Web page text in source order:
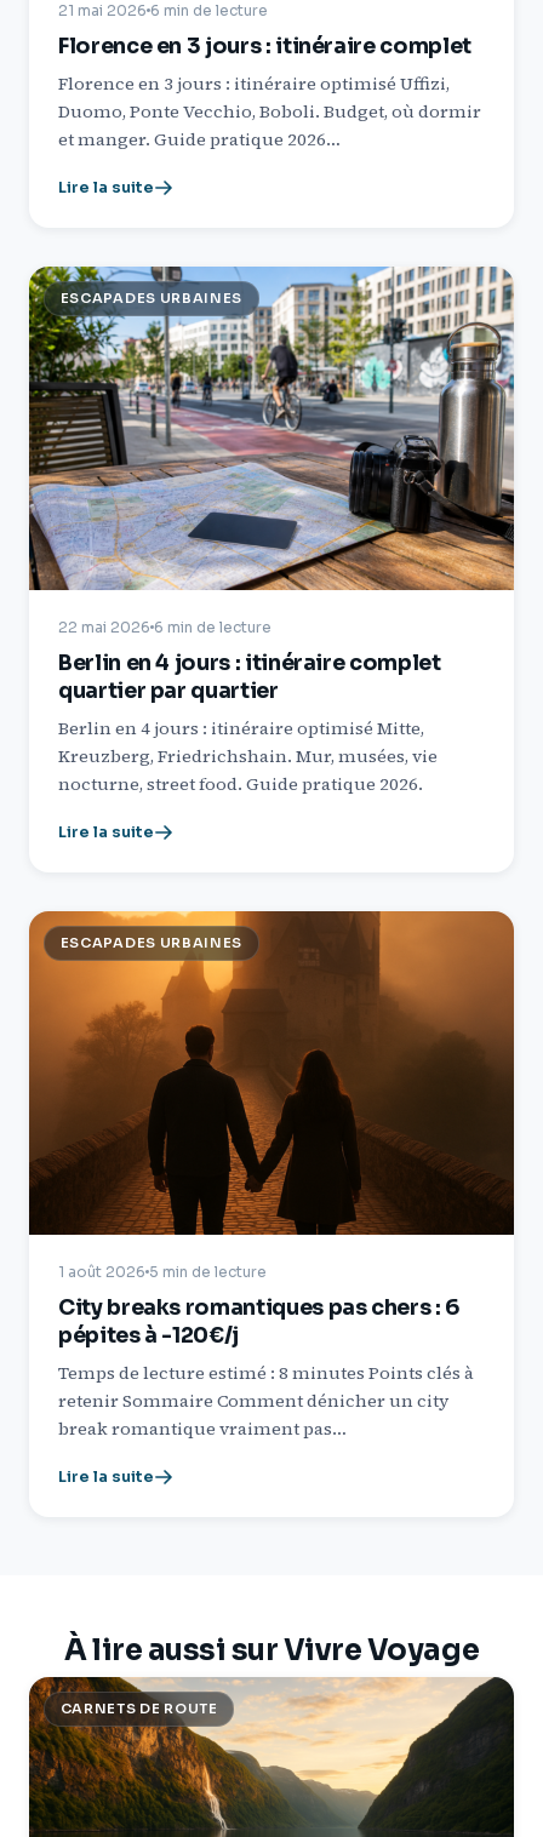
21 mai 2026 6 min de lecture
Florence en 3 jours : itinéraire complet
Florence en 3 jours : itinéraire optimisé Uffizi,
Duomo, Ponte Vecchio, Boboli. Budget, où dormir
et manger. Guide pratique 2026…
Lire la suite
ESCAPADES URBAINES
22 mai 2026 6 min de lecture
Berlin en 4 jours : itinéraire complet
quartier par quartier
Berlin en 4 jours : itinéraire optimisé Mitte,
Kreuzberg, Friedrichshain. Mur, musées, vie
nocturne, street food. Guide pratique 2026.
Lire la suite
ESCAPADES URBAINES
1 août 2026 5 min de lecture
City breaks romantiques pas chers : 6
pépites à -120€/j
Temps de lecture estimé : 8 minutes Points clés à
retenir Sommaire Comment dénicher un city
break romantique vraiment pas…
Lire la suite
À lire aussi sur Vivre Voyage
CARNETS DE ROUTE